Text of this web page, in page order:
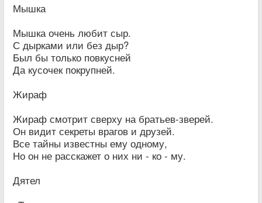
Мышка
Мышка очень любит сыр.
С дырками или без дыр?
Был бы только повкусней
Да кусочек покрупней.
Жираф
Жираф смотрит сверху на братьев-зверей.
Он видит секреты врагов и друзей.
Все тайны известны ему одному,
Но он не расскажет о них ни - ко - му.
Дятел